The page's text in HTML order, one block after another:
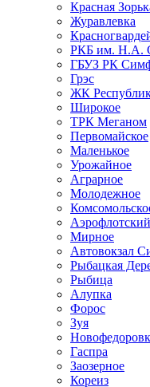
Красная
Журавлевка
РКБ им. Н.А.
ГБУЗ РК
Грэс
ЖК
Широкое
ТРК Меганом
Первомайское
Маленькое
Урожайное
Аграрное
Молодежное
Аэрофлотский
Мирное
Автовокзал
Рыбацкая
Рыбица
Алупка
Форос
Зуя
Гаспра
Заозерное
Кореиз